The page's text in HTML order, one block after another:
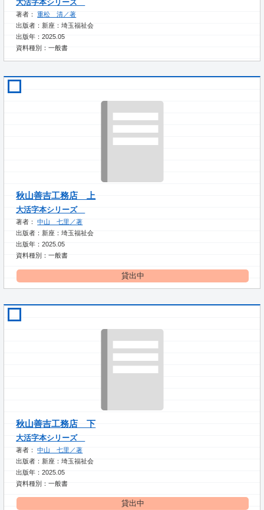
大活字本シリーズ
著者：重松 清／著
出版者：新座：埼玉福祉会
出版年：2025.05
資料種別：一般書
秋山善吉工務店 上
大活字本シリーズ
著者：中山 七里／著
出版者：新座：埼玉福祉会
出版年：2025.05
資料種別：一般書
貸出中
秋山善吉工務店 下
大活字本シリーズ
著者：中山 七里／著
出版者：新座：埼玉福祉会
出版年：2025.05
資料種別：一般書
貸出中